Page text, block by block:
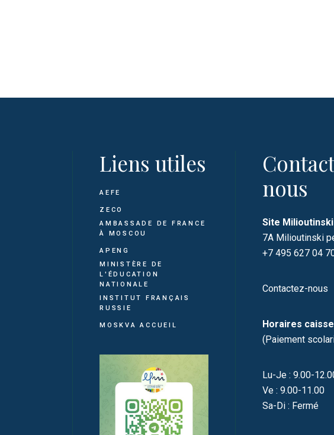
Liens utiles
AEFE
ZECO
AMBASSADE DE FRANCE
À MOSCOU
APENG
MINISTÈRE DE
L'ÉDUCATION
NATIONALE
INSTITUT FRANÇAIS
RUSSIE
MOSKVA ACCUEIL
nous
Site Milioutinski
7A Milioutinski
+7 495 627 04
Contactez-nous
Horaires caisse
(Paiement
Lu-Je : 9.00-
Ve : 9.00-11.00
Sa-Di : Fermé